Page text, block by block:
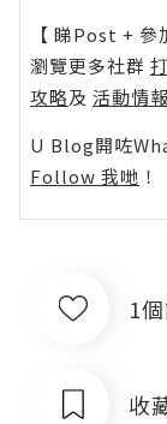
【 睇Post + 參
瀏覽更多社群
攻略及 活動情報
U Blog開咗
Follow 我哋 ！
1
收